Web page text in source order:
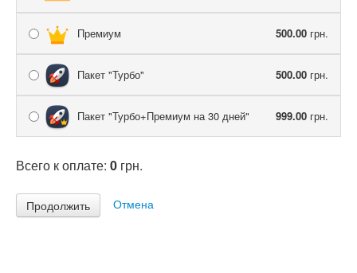
Премиум 500.00 грн.
Пакет "Турбо" 500.00 грн.
Пакет "Турбо+Премиум на 30 дней" 999.00 грн.
Всего к оплате: 0 грн.
Отмена